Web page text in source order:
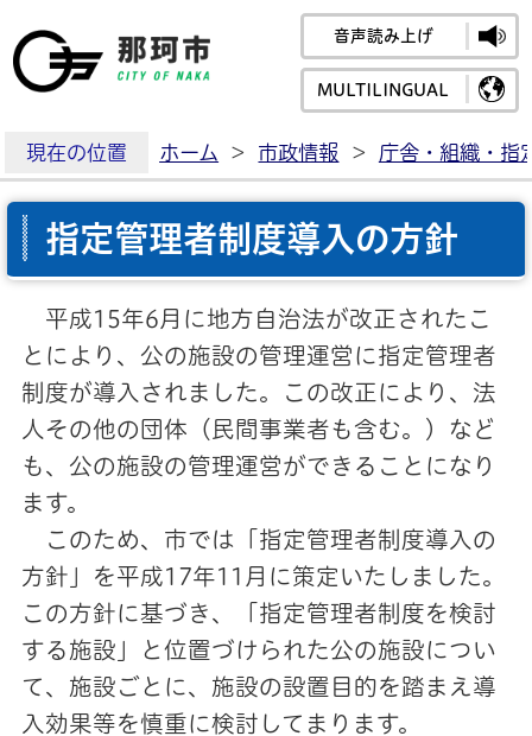
那珂市公式ホームペ
音声読み上げ
MULTILINGUAL
現在の位置 ホーム > 市政情報 > 庁舎・組織・指
指定管理者制度導入の方針
平成15年6月に地方自治法が改正されたこ
とにより、公の施設の管理運営に指定管理者
制度が導入されました。この改正により、法
人その他の団体（民間事業者も含む。）など
も、公の施設の管理運営ができることになり
ます。
このため、市では「指定管理者制度導入の
方針」を平成17年11月に策定いたしました。
この方針に基づき、「指定管理者制度を検討
する施設」と位置づけられた公の施設につい
て、施設ごとに、施設の設置目的を踏まえ導
入効果等を慎重に検討してまります。